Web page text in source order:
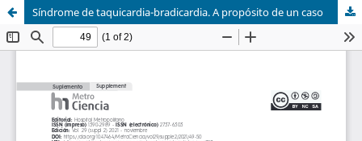
Síndrome de taquicardia-bradicardia. A propósito de un caso